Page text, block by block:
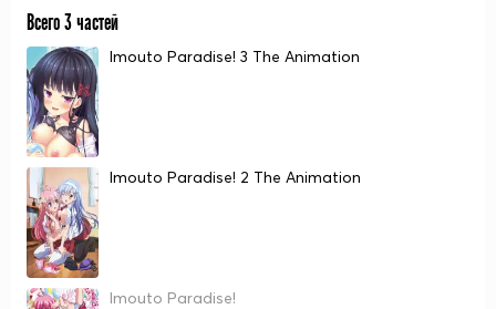
Всего 3 частей
Imouto Paradise! 3 The Animation
Imouto Paradise! 2 The Animation
Imouto Paradise!